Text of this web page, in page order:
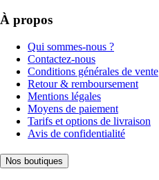
À propos
Qui sommes-nous ?
Contactez-nous
Conditions générales de vente
Retour & remboursement
Mentions légales
Moyens de paiement
Tarifs et options de livraison
Avis de confidentialité
Nos boutiques